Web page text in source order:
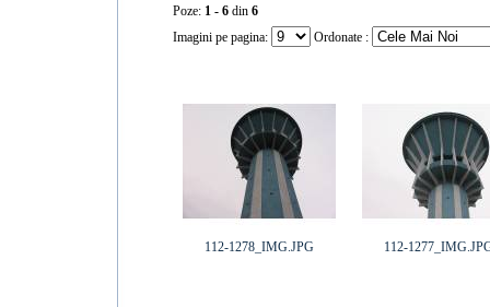
Poze: 1 - 6din 6
Imagini pe pagina:
Ordonate :
112-1278_IMG.JPG 112-